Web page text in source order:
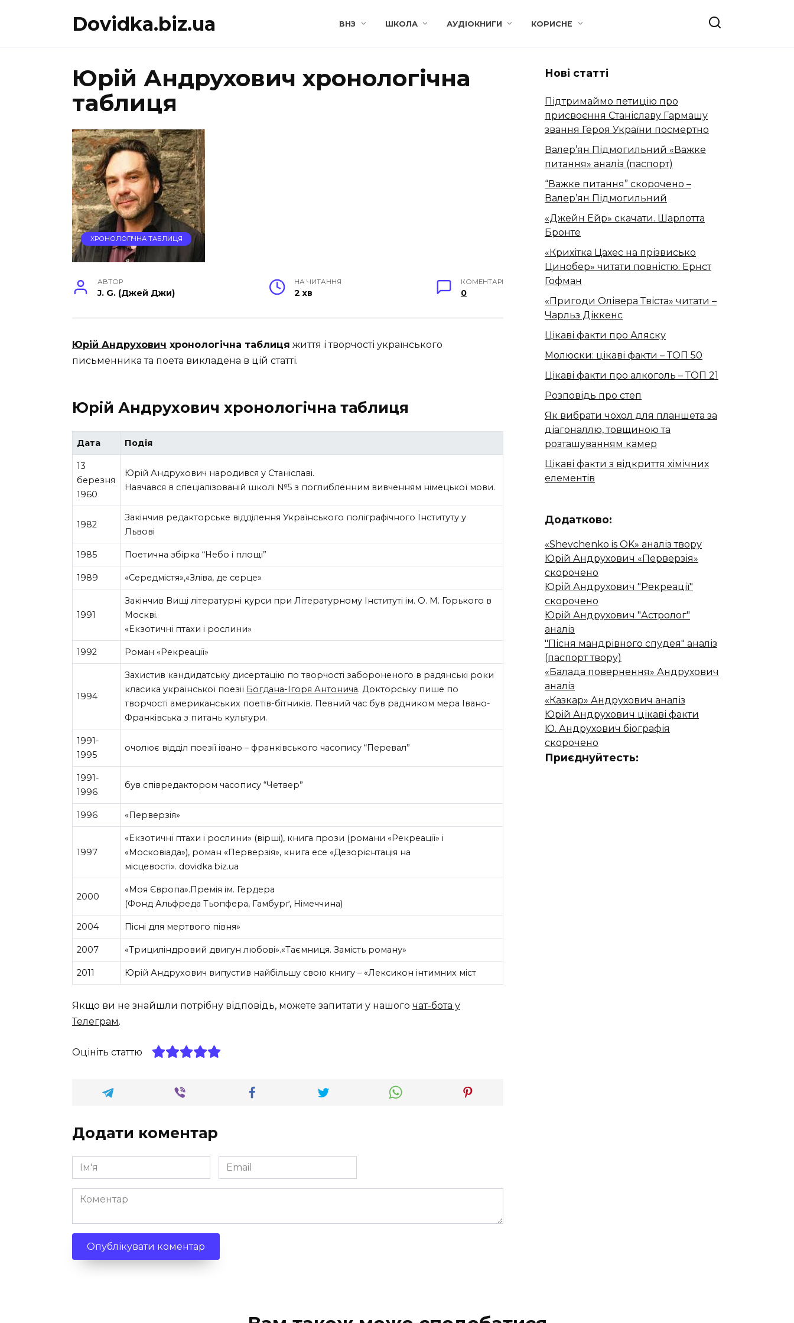
Dovidka.biz.ua ВНЗ ШКОЛА АУДІОКНИГИ КОРИСНЕ
Юрій Андрухович хронологічна
таблиця
ХРОНОЛОГІЧНА ТАБЛИЦЯ
АВТОР
J. G. (Джей Джи)
НА ЧИТАННЯ
2 хв
КОМЕНТАРІ
0
Юрій Андрухович хронологічна таблиця життя і творчості українського
письменника та поета викладена в цій статті.
Юрій Андрухович хронологічна таблиця
Дата Подія
13
березня
1960
Юрій Андрухович народився у Станіславі.
Навчався в спеціалізованій школі №5 з поглибленним вивченням німецької мови.
1982
Закінчив редакторське відділення Українського поліграфічного Інституту у
Львові
1985 Поетична збірка “Небо і площі”
1989 «Середмістя»,«Зліва, де серце»
1991
Закінчив Вищі літературні курси при Літературному Інституті ім. О. М. Горького в
Москві.
«Екзотичні птахи і рослини»
1992 Роман «Рекреації»
1994
Захистив кандидатську дисертацію по творчості забороненого в радянські роки
класика української поезії Богдана-Ігоря Антонича. Докторську пише по
творчості американських поетів-бітників. Певний час був радником мера Івано-
Франківська з питань культури.
1991-
1995
очолює відділ поезії івано – франківського часопису “Перевал”
1991-
1996
був співредактором часопису “Четвер”
1996 «Перверзія»
1997
«Екзотичні птахи і рослини» (вірші), книга прози (романи «Рекреації» і
«Московіада»), роман «Перверзія», книга есе «Дезорієнтація на
місцевості». dovidka.biz.ua
2000
«Моя Європа».Премія ім. Гердера
(Фонд Альфреда Тьопфера, Гамбурґ, Німеччина)
2004 Пісні для мертвого півня»
2007 «Трициліндровий двигун любові».«Таємниця. Замість роману»
2011 Юрій Андрухович випустив найбільшу свою книгу – «Лексикон інтимних міст
Якщо ви не знайшли потрібну відповідь, можете запитати у нашого чат-бота у
Телеграм.
Оцініть статтю
Додати коментар
Ім'я
*
Email
*
Коментар
Нові статті
Підтримаймо петицію про
присвоєння Станіславу Гармашу
звання Героя України посмертно
Валер’ян Підмогильний «Важке
питання» аналіз (паспорт)
“Важке питання” скорочено –
Валер’ян Підмогильний
«Джейн Ейр» скачати. Шарлотта
Бронте
«Крихітка Цахес на прізвисько
Цинобер» читати повністю. Ернст
Гофман
«Пригоди Олівера Твіста» читати –
Чарльз Діккенс
Цікаві факти про Аляску
Молюски: цікаві факти – ТОП 50
Цікаві факти про алкоголь – ТОП 21
Розповідь про степ
Як вибрати чохол для планшета за
діагоналлю, товщиною та
розташуванням камер
Цікаві факти з відкриття хімічних
елементів
Додатково:
«Shevchenko is OK» аналіз твору
Юрій Андрухович «Перверзія»
скорочено
Юрій Андрухович "Рекреації"
скорочено
Юрій Андрухович "Астролог"
аналіз
"Пісня мандрівного спудея" аналіз
(паспорт твору)
«Балада повернення» Андрухович
аналіз
«Казкар» Андрухович аналіз
Юрій Андрухович цікаві факти
Ю. Андрухович біографія
скорочено
Приєднуйтесть: